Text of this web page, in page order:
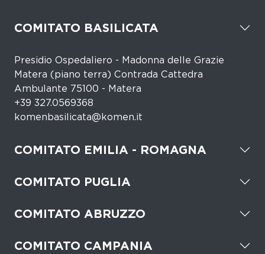
COMITATO BASILICATA
Presidio Ospedaliero - Madonna delle Grazie
Matera (piano terra) Contrada Cattedra
Ambulante 75100 - Matera
+39 327.0569368
komenbasilicata@komen.it
COMITATO EMILIA - ROMAGNA
COMITATO PUGLIA
COMITATO ABRUZZO
COMITATO CAMPANIA